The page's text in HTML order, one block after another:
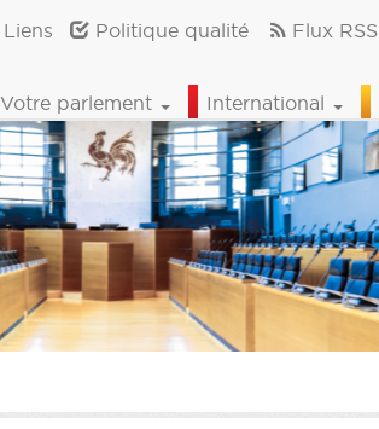
Liens Politique qualité Flux RSS
Votre parlement International